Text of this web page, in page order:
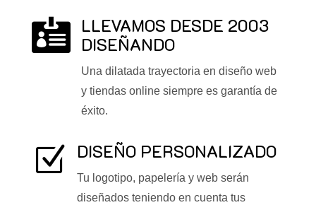
 LLEVAMOS DESDE 2003
DISEÑANDO
Una dilatada trayectoria en diseño web
y tiendas online siempre es garantía de
éxito.
Z DISEÑO PERSONALIZADO
Tu logotipo, papelería y web serán
diseñados teniendo en cuenta tus